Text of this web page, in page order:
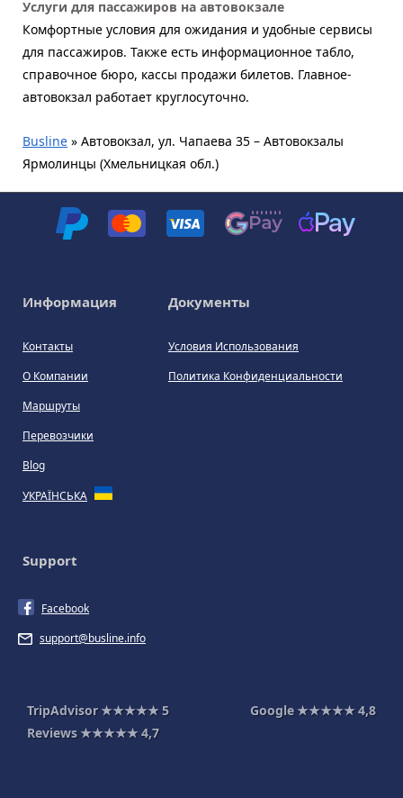
Услуги для пассажиров на автовокзале
Комфортные условия для ожидания и удобные сервисы
для пассажиров. Также есть информационное табло,
справочное бюро, кассы продажи билетов. Главное-
автовокзал работает круглосуточно.
Busline » Автовокзал, ул. Чапаева 35 – Автовокзалы
Ярмолинцы (Хмельницкая обл.)
Информация
Контакты
О Компании
Маршруты
Перевозчики
Blog
УКРАЇНСЬКА
Документы
Условия Использования
Политика Конфиденциальности
Support
Facebook
support@busline.info
TripAdvisor ★★★★★5 Google ★★★★★4,8
Reviews ★★★★★4,7